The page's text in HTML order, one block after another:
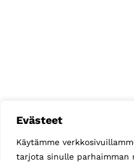
Evästeet
Käytämme
tarjota sinulle parhaimman